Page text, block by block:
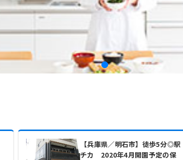
【兵庫県／明石市】徒歩5分◎駅
チカ 2020年4月開園予定の保